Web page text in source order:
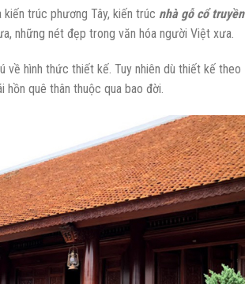
trúc phương Tây, kiến trúc nhà gỗ cổ truyền
những nét đẹp trong văn hóa người Việt xưa.
về hình thức thiết kế. Tuy nhiên dù thiết kế theo
quê thân thuộc qua bao đời.